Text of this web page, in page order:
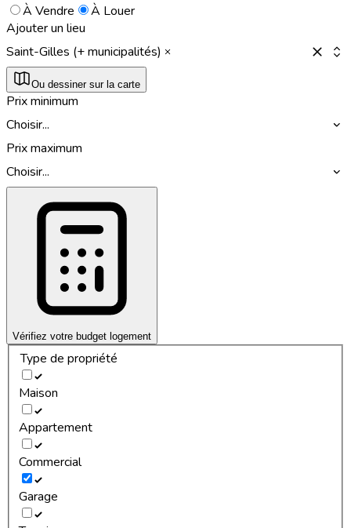
À Vendre
À Louer
Ajouter un lieu
Saint-Gilles (+ municipalités)
Ou dessiner sur la carte
Prix minimum
Choisir...
Prix maximum
Choisir...
Vérifiez votre budget logement
Type de propriété
Maison
Appartement
Commercial
Garage